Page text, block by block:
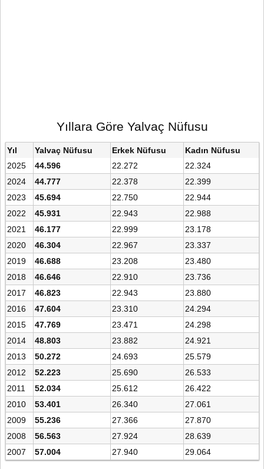
Yıllara Göre Yalvaç Nüfusu
Yıl Yalvaç Nüfusu Erkek Nüfusu
Kadın Nüfusu
2025
44.596 22.272
22.324
2024
44.777 22.378
22.399
2023
45.694 22.750
22.944
2022
45.931 22.943
22.988
2021
46.177 22.999
23.178
2020
46.304 22.967
23.337
2019
46.688 23.208
23.480
2018
46.646 22.910
23.736
2017
46.823 22.943
23.880
2016
47.604 23.310
24.294
2015
47.769 23.471
24.298
2014
48.803 23.882
24.921
2013
50.272 24.693
25.579
2012
52.223 25.690
26.533
2011
52.034 25.612
26.422
2010
53.401 26.340
27.061
2009
55.236 27.366
27.870
2008
56.563 27.924
28.639
2007
57.004 27.940 29.064